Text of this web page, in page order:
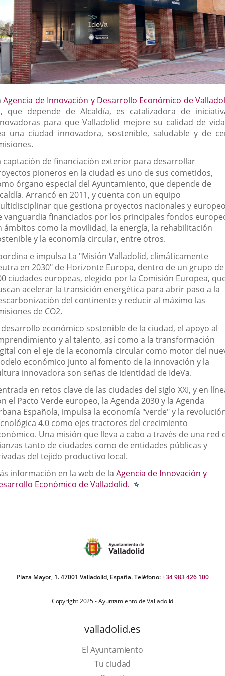
Agencia de Innovación y Desarrollo Económico de
Enlace
a
una
aplicación
, que depende de Alcaldía, es catalizadora de
para que Valladolid mejore su calidad de
una ciudad innovadora, sostenible, saludable y de
captación de financiación exterior para desarrollar
pioneros en la ciudad es uno de sus cometidos,
órgano especial del Ayuntamiento, que depende de
Arrancó en 2011, y cuenta con un equipo
que gestiona proyectos nacionales y
vanguardia financiados por los principales fondos
ámbitos como la movilidad, la energía, la rehabilitación
y la economía circular, entre otros.
e impulsa La "Misión Valladolid, climáticamente
en 2030" de Horizonte Europa, dentro de un grupo de
ciudades europeas, elegido por la Comisión Europea,
acelerar la transición energética para abrir paso a la
del continente y reducir al máximo las
de CO2.
desarrollo económico sostenible de la ciudad, el apoyo al
y al talento, así como a la transformación
con el eje de la economía circular como motor del
económico junto al fomento de la innovación y la
innovadora son señas de identidad de IdeVa.
en retos clave de las ciudades del siglo XXI, y en
el Pacto Verde europeo, la Agenda 2030 y la Agenda
Española, impulsa la economía "verde" y la
4.0 como ejes tractores del crecimiento
Una misión que lleva a cabo a través de una red
tanto de ciudades como de entidades públicas y
del tejido productivo local.
información en la web de la Agencia de Innovación y
Económico de Valladolid.
aplicación
Plaza Mayor, 1. 47001 Valladolid, España. Teléfono:+34 983 426 100
Copyright 2025 - Ayuntamiento de Valladolid
valladolid.es
El Ayuntamiento
Tu ciudad